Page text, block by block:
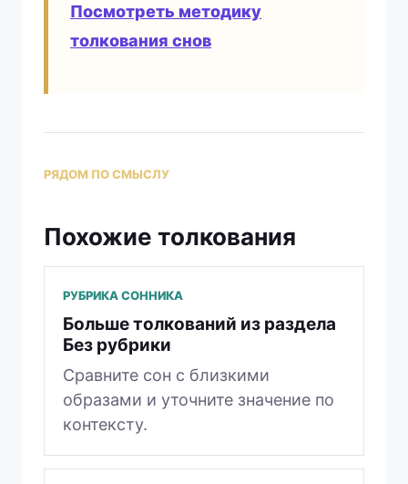
Посмотреть методику
толкования снов
РЯДОМ ПО СМЫСЛУ
Похожие толкования
РУБРИКА СОННИКА
Больше толкований из раздела
Без рубрики
Сравните сон с близкими
образами и уточните значение по
контексту.